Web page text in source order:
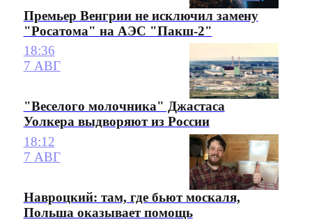
Премьер Венгрии не исключил замену
"Росатома" на АЭС "Пакш-2"
18:36
7 АВГ
"Веселого молочника" Джастаса
Уолкера выдворяют из России
18:12
7 АВГ
Навроцкий: там, где бьют москаля,
Польша оказывает помощь